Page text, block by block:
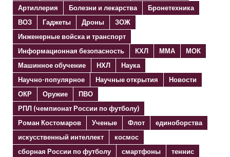
Артиллерия
Болезни и лекарства
Бронетехника
ВОЗ
Гаджеты Дроны
ЗОЖ
Инженерные войска и транспорт
Информационная безопасность
КХЛ ММА
МОК
Машинное обучение
НХЛ
Наука
Научно-популярное
Научные открытия
Новости
ОКР
Оружие
ПВО
РПЛ (чемпионат России по футболу)
Роман Костомаров
Ученые Флот
единоборства
искусственный интеллект
космос
сборная России по футболу
смартфоны
теннис